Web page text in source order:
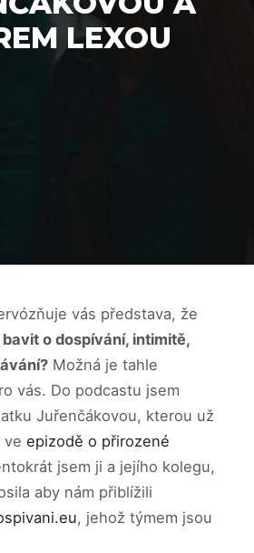
LEXOU
vás představa, že
o dospívání, intimitě,
Možná je tahle
vás. Do podcastu jsem
Juřenčákovou, kterou už
ve epizodě o přirozené
jsem ji a jejího kolegu,
aby nám přiblížili
, jehož týmem jsou